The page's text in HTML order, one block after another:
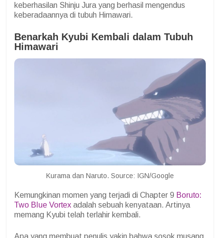
keberhasilan Shinju Jura yang berhasil mengendus
keberadaannya di tubuh Himawari.
Benarkah Kyubi Kembali dalam Tubuh
Himawari
Kurama dan Naruto. Source: IGN/Google
Kemungkinan momen yang terjadi di Chapter 9 Boruto:
Two Blue Vortex adalah sebuah kenyataan. Artinya
memang Kyubi telah terlahir kembali.
Apa yang membuat penulis yakin bahwa sosok musang